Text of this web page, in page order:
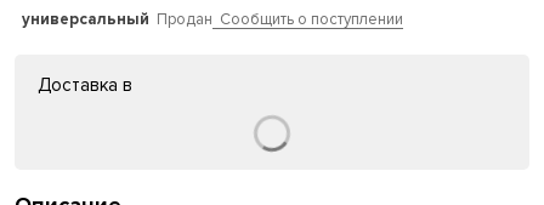
универсальный Продан Сообщить о поступлении
Доставка в